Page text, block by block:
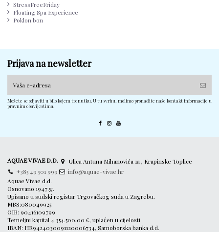
StressFreeFriday
Floating Spa Experience
Poklon bon
Prijava na newsletter
Možete se odjaviti u bilo kojem trenutku. U tu svrhu, molimo pronađite naše kontakt informacije u
pravnim obavijestima.
AQUAE VIVAE D.D.
Ulica Antuna Mihanovića 1a , Krapinske Toplice
+385 49 501 999
info@aquae-vivae.hr
Aquae Vivae d.d.
Osnovano 1947.g.
Upisano u sudski registar Trgovačkog suda u Zagrebu.
MBS:080049925
OIB: 90416109799
Temeljni kapital 4.354.500,00 €, uplaćen u cijelosti
IBAN: HR9424030091120006734, Samoborska banka d.d.